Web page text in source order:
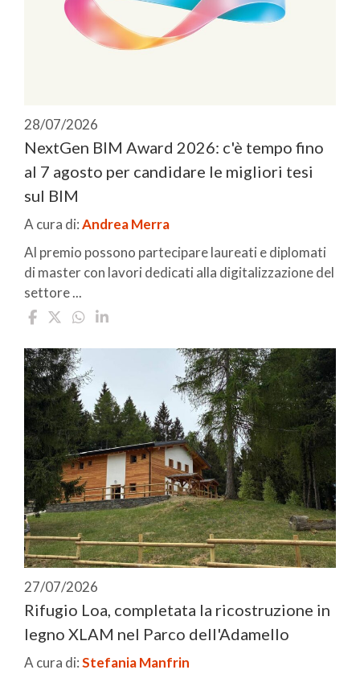
28/07/2026
NextGen BIM Award 2026: c'è tempo fino
al 7 agosto per candidare le migliori tesi
sul BIM
A cura di:Andrea Merra
Al premio possono partecipare laureati e diplomati
di master con lavori dedicati alla digitalizzazione del
settore ...
27/07/2026
Rifugio Loa, completata la ricostruzione in
legno XLAM nel Parco dell'Adamello
A cura di:Stefania Manfrin